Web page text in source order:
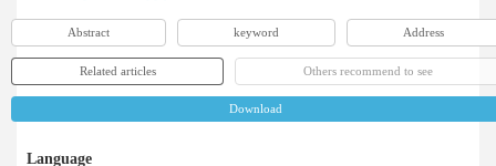
Abstract keyword Address
Related articles Others recommend to see
Download
Language